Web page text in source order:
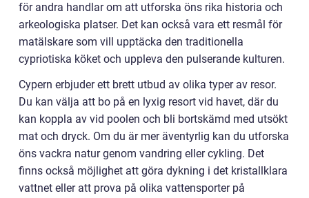
för andra handlar om att utforska öns rika historia och
arkeologiska platser. Det kan också vara ett resmål för
matälskare som vill upptäcka den traditionella
cypriotiska köket och uppleva den pulserande kulturen.
Cypern erbjuder ett brett utbud av olika typer av resor.
Du kan välja att bo på en lyxig resort vid havet, där du
kan koppla av vid poolen och bli bortskämd med utsökt
mat och dryck. Om du är mer äventyrlig kan du utforska
öns vackra natur genom vandring eller cykling. Det
finns också möjlighet att göra dykning i det kristallklara
vattnet eller att prova på olika vattensporter på